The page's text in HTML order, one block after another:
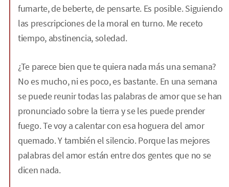
fumarte, de beberte, de pensarte. Es posible. Siguiendo
las prescripciones de la moral en turno. Me receto
tiempo, abstinencia, soledad.
¿Te parece bien que te quiera nada más una semana?
No es mucho, ni es poco, es bastante. En una semana
se puede reunir todas las palabras de amor que se han
pronunciado sobre la tierra y se les puede prender
fuego. Te voy a calentar con esa hoguera del amor
quemado. Y también el silencio. Porque las mejores
palabras del amor están entre dos gentes que no se
dicen nada.